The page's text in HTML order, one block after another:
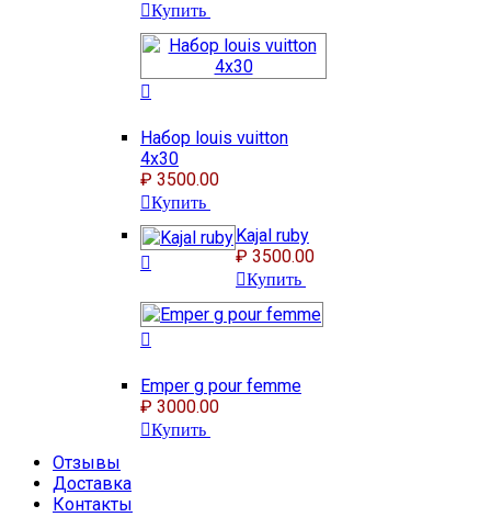
Купить
Набор louis vuitton
4x30
₽ 3500.00
Купить
Kajal ruby
₽ 3500.00
Купить
Emper g pour femme
₽ 3000.00
Купить
Отзывы
Доставка
Контакты